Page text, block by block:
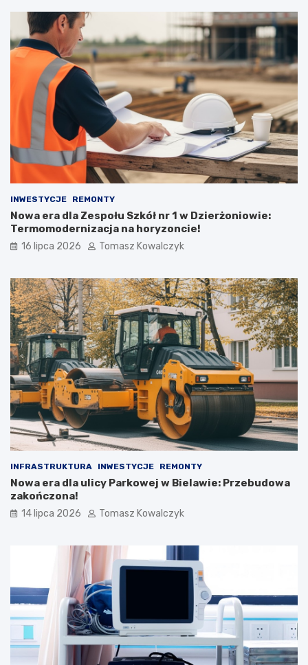
INWESTYCJE REMONTY
Nowa era dla Zespołu Szkół nr 1 w Dzierżoniowie:
Termomodernizacja na horyzoncie!
16 lipca 2026 Tomasz Kowalczyk
INFRASTRUKTURA INWESTYCJE REMONTY
Nowa era dla ulicy Parkowej w Bielawie: Przebudowa
zakończona!
14 lipca 2026 Tomasz Kowalczyk